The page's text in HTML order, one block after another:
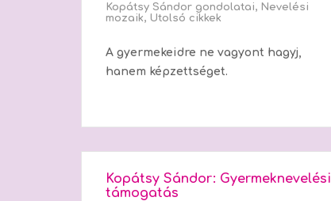
Kopátsy Sándor gondolatai, Nevelési
mozaik, Utolsó cikkek
A gyermekeidre ne vagyont hagyj,
hanem képzettséget.
Kopátsy Sándor: Gyermeknevelési
támogatás